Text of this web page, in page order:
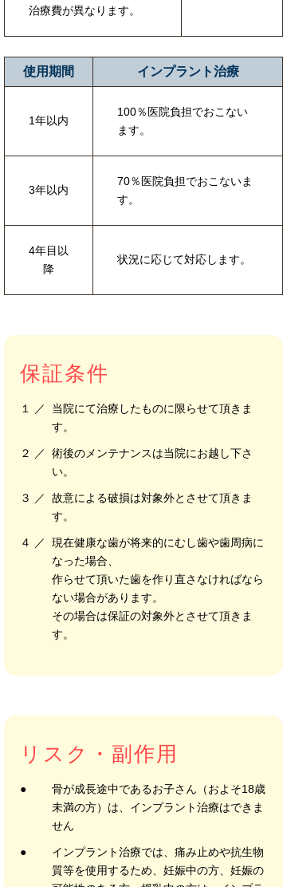
治療費が異なります。
使用期間 インプラント治療
1年以内
100％医院負担でおこない
ます。
3年以内
70％医院負担でおこないま
す。
4年目以
降
状況に応じて対応します。
保証条件
１ ／
当院にて治療したものに限らせて頂きま
す。
２ ／
術後のメンテナンスは当院にお越し下さ
い。
３ ／
故意による破損は対象外とさせて頂きま
す。
４ ／
現在健康な歯が将来的にむし歯や歯周病に
なった場合、
作らせて頂いた歯を作り直さなければなら
ない場合があります。
その場合は保証の対象外とさせて頂きま
す。
リスク・副作用
●
骨が成長途中であるお子さん（およそ18歳
未満の方）は、インプラント治療はできま
せん
●
インプラント治療では、痛み止めや抗生物
質等を使用するため、妊娠中の方、妊娠の